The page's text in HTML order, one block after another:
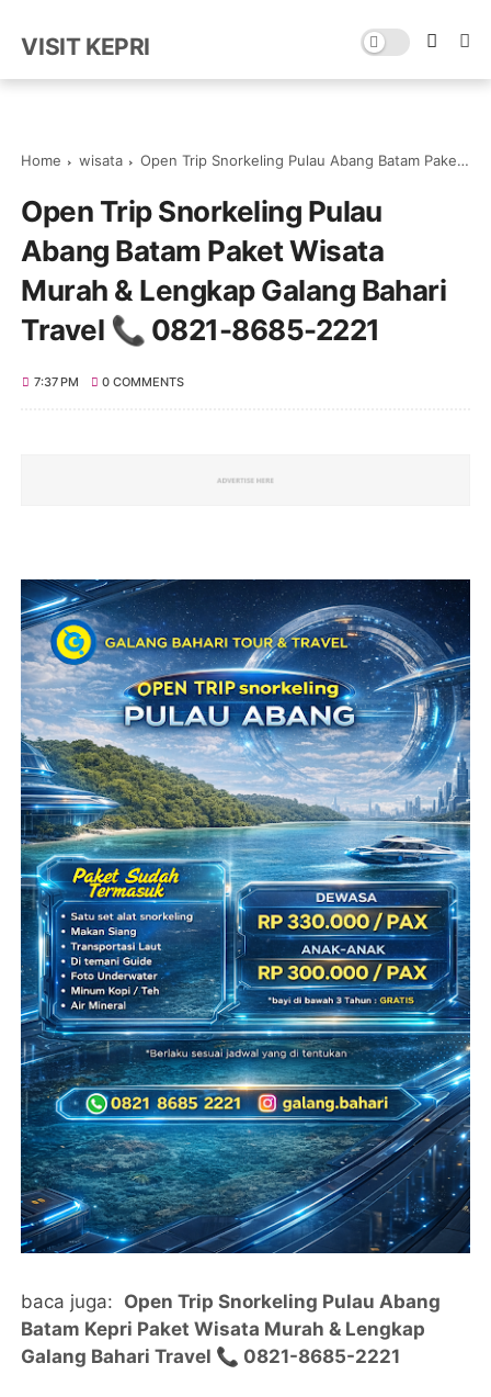
VISIT KEPRI
Home wisata Open Trip Snorkeling Pulau Abang Batam Paket Wisata Murah & Lengkap Galang Bahari Travel 📞 0821-8685-2221
Open Trip Snorkeling Pulau
Abang Batam Paket Wisata
Murah & Lengkap Galang Bahari
Travel 📞 0821-8685-2221
7:37 PM 0 COMMENTS
baca juga: Open Trip Snorkeling Pulau Abang
Batam Kepri Paket Wisata Murah & Lengkap
Galang Bahari Travel 📞 0821-8685-2221